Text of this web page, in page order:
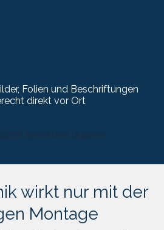
Folien und Beschriftungen
direkt vor Ort
wirkt nur mit der
Montage